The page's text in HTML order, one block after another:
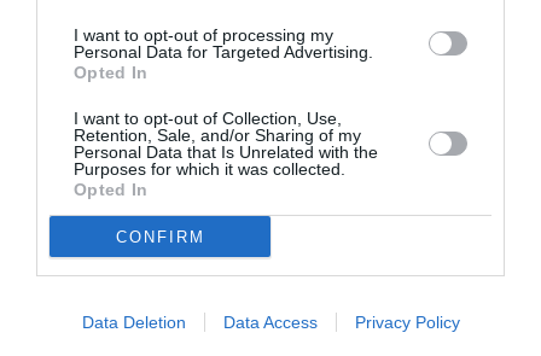
I want to opt-out of processing my
Personal Data for Targeted Advertising.
Opted In
I want to opt-out of Collection, Use,
Retention, Sale, and/or Sharing of my
Personal Data that Is Unrelated with the
Purposes for which it was collected.
Opted In
CONFIRM
Data Deletion Data Access Privacy Policy
RÉPONDRE
Prometheusa commenté :
20 mars 2017 - 8 h 44 min
D’accord avec le post de Shôgun. Les services de sécurité
d’apprentissage pour la sécurité de tous.Ce genre de
décision est une honte pour le genre humain.
RÉPONDRE